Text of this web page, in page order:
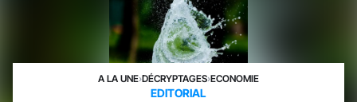
A LA UNE›DÉCRYPTAGES›ECONOMIE
EDITORIAL